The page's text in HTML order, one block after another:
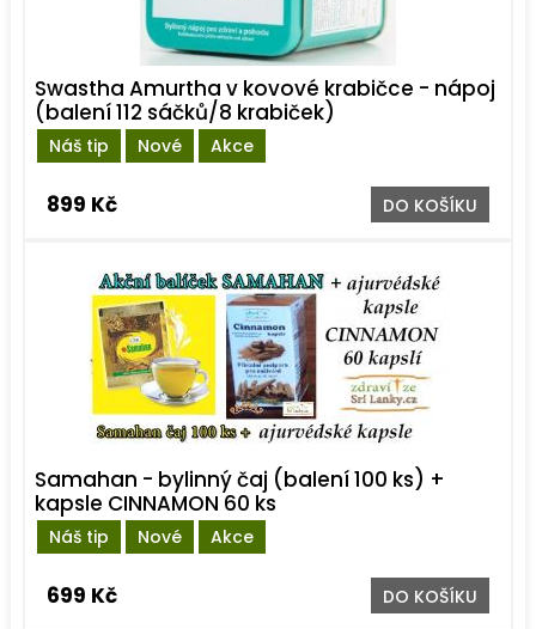
Náš tip Nové Akce
Swastha Amurtha v kovové krabičce - nápoj
(balení 112 sáčků/8 krabiček)
899 Kč DO KOŠÍKU
Náš tip Nové Akce
Samahan - bylinný čaj (balení 100 ks) +
kapsle CINNAMON 60 ks
699 Kč DO KOŠÍKU